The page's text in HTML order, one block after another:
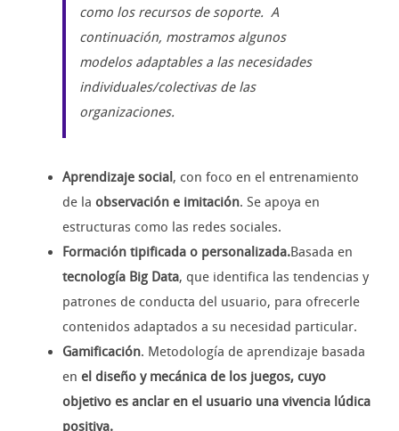
como los recursos de soporte. A
continuación, mostramos algunos
modelos adaptables a las necesidades
individuales/colectivas de las
organizaciones.
Aprendizaje social , con foco en el entrenamiento
de la observación e imitación. Se apoya en
estructuras como las redes sociales.
Formación tipificada o personalizada.Basada en
tecnología Big Data, que identifica las tendencias y
patrones de conducta del usuario, para ofrecerle
contenidos adaptados a su necesidad particular.
Gamificación. Metodología de aprendizaje basada
en el diseño y mecánica de los juegos, cuyo
objetivo es anclar en el usuario una vivencia lúdica
positiva.